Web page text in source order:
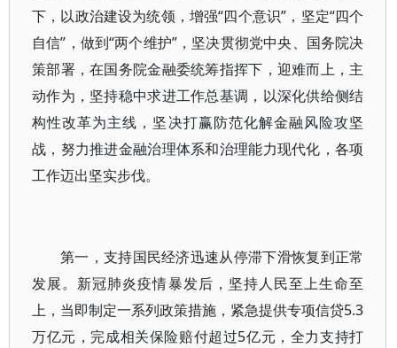
下，以政治建设为统领，增强“四个意识”，坚定“四个
自信”，做到“两个维护”，坚决贯彻党中央、国务院决
策部署，在国务院金融委统筹指挥下，迎难而上，主
动作为，坚持稳中求进工作总基调，以深化供给侧结
构性改革为主线，坚决打赢防范化解金融风险攻坚
战，努力推进金融治理体系和治理能力现代化，各项
工作迈出坚实步伐。
第一，支持国民经济迅速从停滞下滑恢复到正常
发展。新冠肺炎疫情暴发后，坚持人民至上生命至
上，当即制定一系列政策措施，紧急提供专项信贷5.3
万亿元，完成相关保险赔付超过5亿元，全力支持打